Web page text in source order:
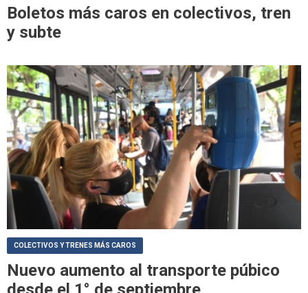
Boletos más caros en colectivos, tren
y subte
COLECTIVOS Y TRENES MÁS CAROS
Nuevo aumento al transporte púbico